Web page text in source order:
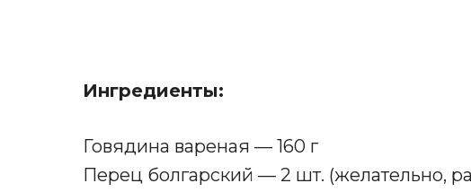
Ингредиенты:
Говядина вареная — 160 г
Перец болгарский — 2 шт. (желательно,